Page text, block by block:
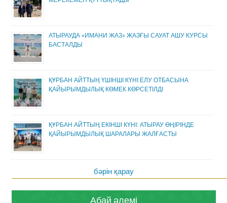
АТЫРАУДА «ИМАНИ ЖАЗ» ЖАЗҒЫ САУАТ АШУ КУРСЫ
БАСТАЛДЫ
ҚҰРБАН АЙТТЫҢ ҮШІНШІ КҮНІ ЕЛУ ОТБАСЫНА
ҚАЙЫРЫМДЫЛЫҚ КӨМЕК КӨРСЕТІЛДІ
ҚҰРБАН АЙТТЫҢ ЕКІНШІ КҮНІ: АТЫРАУ ӨҢІРІНДЕ
ҚАЙЫРЫМДЫЛЫҚ ШАРАЛАРЫ ЖАЛҒАСТЫ
бәрін қарау
Абай әлемі